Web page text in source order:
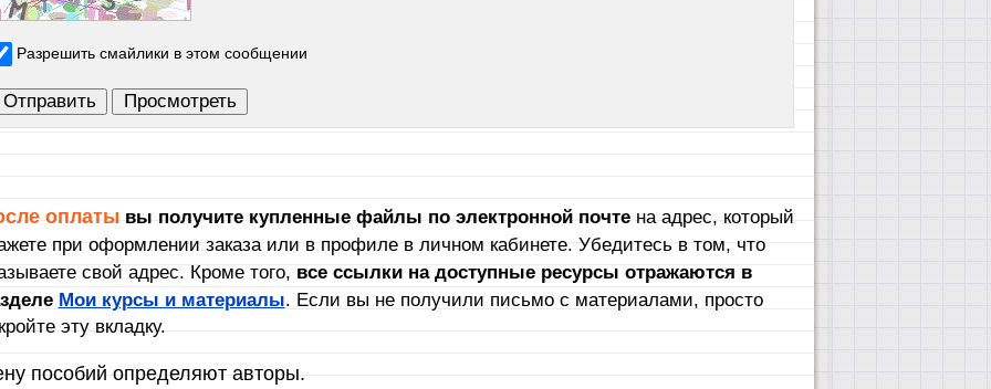
Разрешить смайлики в этом сообщении
оплатывы получите купленные файлы по электронной почтена адрес, который
при оформлении заказа или в профиле в личном кабинете. Убедитесь в том, что
свой адрес. Кроме того,все ссылки на доступные ресурсы отражаются в
Мои курсы и материалы. Если вы не получили письмо с материалами, просто
эту вкладку.
пособий определяют авторы.